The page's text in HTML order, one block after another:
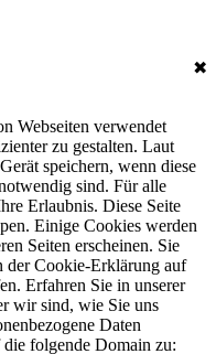
✖
Webseiten verwendet
zu gestalten. Laut
speichern, wenn diese
sind. Für alle
Erlaubnis. Diese Seite
Einige Cookies werden
Seiten erscheinen. Sie
Cookie-Erklärung auf
Erfahren Sie in unserer
wir sind, wie Sie uns
Daten
folgende Domain zu: